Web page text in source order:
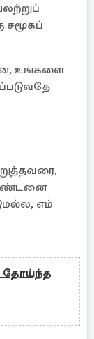
உங்களை
தண்டனை
எம்
தோய்ந்த